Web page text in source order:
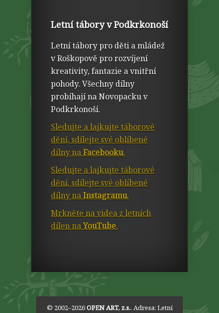
Letní tábory v Podkrkonoší
Letní tábory pro děti a mládež
v Roškopově pro rozvíjení
kreativity, fantazie a vnitřní
pohody. Všechny dílny
probíhají na Novopacku v
Podkrkonoší.
Sledujte a lajkujte táborové
dění, sdílejte své oblíbené
dílny naFacebooku.
Sledujte a lajkujte táborové
dění, sdílejte své oblíbené
dílny naInstagramu.
Mrkněte na videa z letních
dílen naYouTube.
© 2002–2026OPEN ART, z.s.. Adresa: Letní